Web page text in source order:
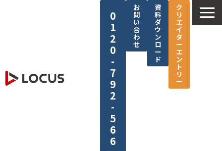
0
1
2
0
-
7
9
2
-
5
6
6
お
問
い
合
わ
せ
資
料
ダ
ウ
ン
ロ
ー
ド
ク
リ
エ
イ
タ
ー
エ
ン
ト
リ
ー